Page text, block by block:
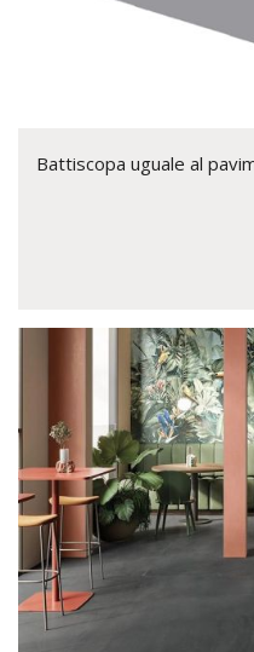
Battiscopa uguale al